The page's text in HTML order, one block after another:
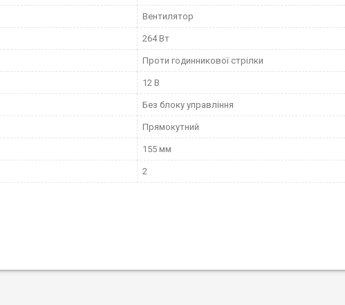
Вентилятор
264 Вт
Проти годинникової стрілки
12 В
Без блоку управління
Прямокутний
155 мм
2